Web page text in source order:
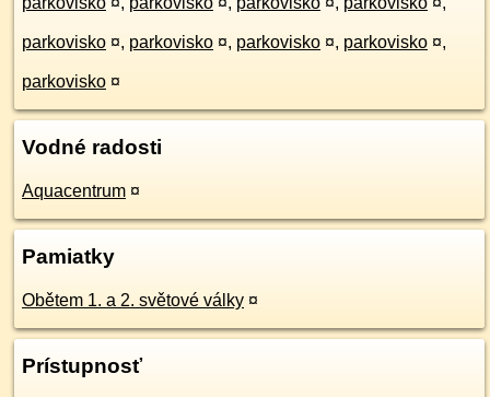
parkovisko ¤, parkovisko ¤, parkovisko ¤, parkovisko ¤,
parkovisko ¤
Vodné radosti
Aquacentrum ¤
Pamiatky
Obětem 1. a 2. světové války ¤
Prístupnosť